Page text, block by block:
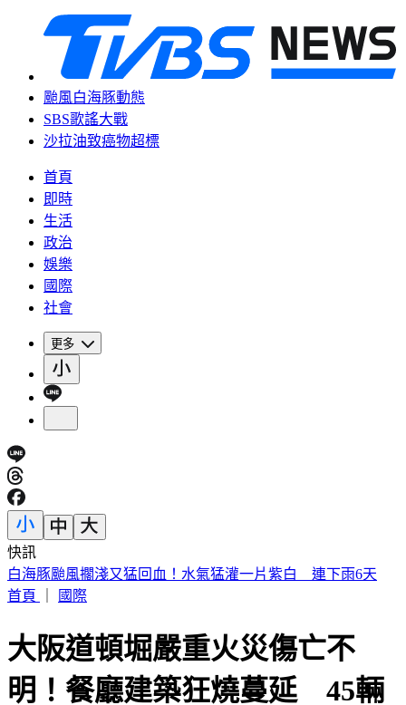
颱風白海豚動態
SBS歌謠大戰
沙拉油致癌物超標
首頁
即時
生活
政治
娛樂
國際
社會
更多
快訊
提醒國一新生守秩序！台中女師遭「掃把刺眼重傷」恐失明
首頁
國際
大阪道頓堀嚴重火災傷亡不
明！餐廳建築狂燒蔓延 45輛